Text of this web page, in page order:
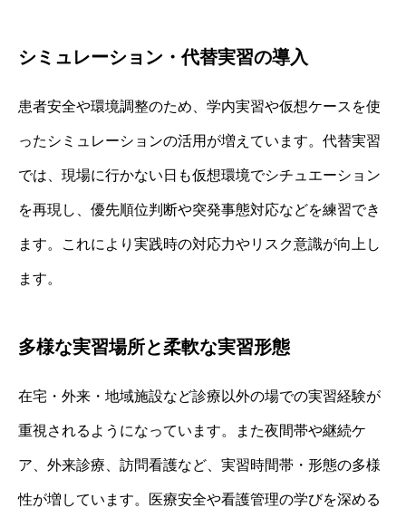
シミュレーション・代替実習の導入
患者安全や環境調整のため、学内実習や仮想ケースを使
ったシミュレーションの活用が増えています。代替実習
では、現場に行かない日も仮想環境でシチュエーション
を再現し、優先順位判断や突発事態対応などを練習でき
ます。これにより実践時の対応力やリスク意識が向上し
ます。
多様な実習場所と柔軟な実習形態
在宅・外来・地域施設など診療以外の場での実習経験が
重視されるようになっています。また夜間帯や継続ケ
ア、外来診療、訪問看護など、実習時間帯・形態の多様
性が増しています。医療安全や看護管理の学びを深める